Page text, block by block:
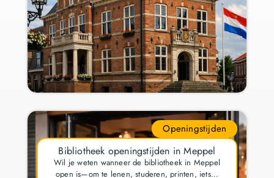
Openingstijden
Bibliotheek openingstijden in Meppel
Wil je weten wanneer de bibliotheek in Meppel
open is—om te lenen, studeren, printen, iets…